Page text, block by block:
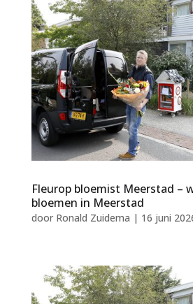
Fleurop bloemist Meerstad –
bloemen in Meerstad
door Ronald Zuidema | 16 juni